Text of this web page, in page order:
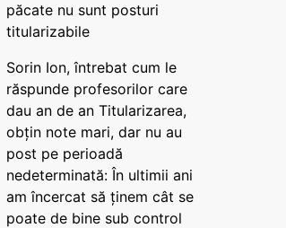
păcate nu sunt posturi
titularizabile
Sorin Ion, întrebat cum le
răspunde profesorilor care
dau an de an Titularizarea,
obțin note mari, dar nu au
post pe perioadă
nedeterminată: În ultimii ani
am încercat să ținem cât se
poate de bine sub control